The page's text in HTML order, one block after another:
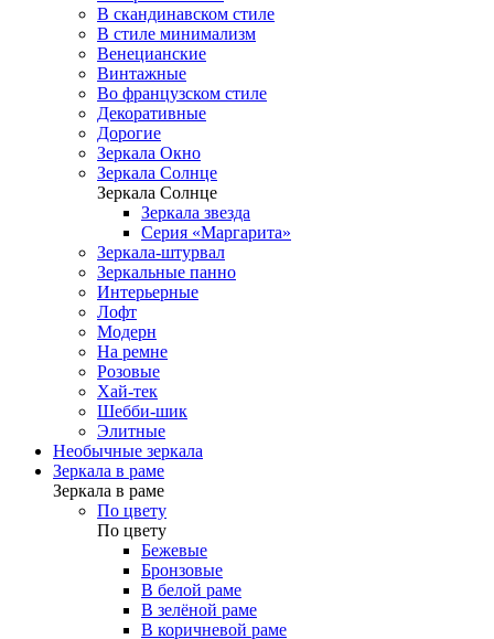
В скандинавском стиле
В стиле минимализм
Венецианские
Винтажные
Во французском стиле
Декоративные
Дорогие
Зеркала Окно
Зеркала Солнце
Зеркала Солнце
Зеркала звезда
Серия «Маргарита»
Зеркала-штурвал
Зеркальные панно
Интерьерные
Лофт
Модерн
На ремне
Розовые
Хай-тек
Шебби-шик
Элитные
Необычные зеркала
Зеркала в раме
Зеркала в раме
По цвету
По цвету
Бежевые
Бронзовые
В белой раме
В зелёной раме
В коричневой раме